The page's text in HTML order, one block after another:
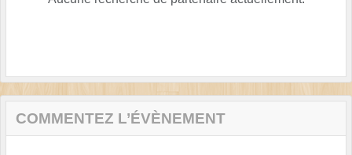
COMMENTEZ L’ÉVÈNEMENT